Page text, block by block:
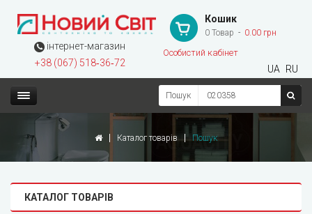
інтернет-магазин
+38 (067) 518‑36‑72
Кошик
0 Товар 0.00 грн
Особистий кабінет
UA RU
Пошук
Каталог товарів Пошук
КАТАЛОГ ТОВАРІВ